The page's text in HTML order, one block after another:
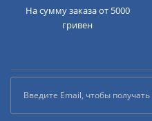
На сумму заказа от 5000
гривен